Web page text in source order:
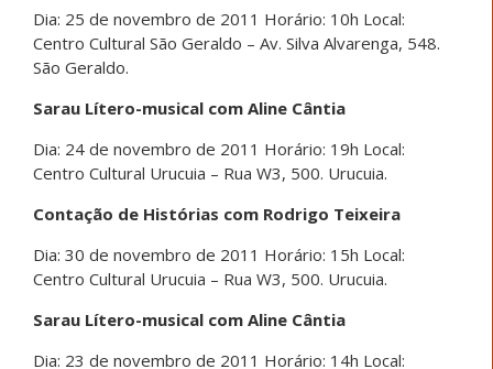
Dia: 25 de novembro de 2011 Horário: 10h Local:
Centro Cultural São Geraldo – Av. Silva Alvarenga, 548.
São Geraldo.
Sarau Lítero-musical com Aline Cântia
Dia: 24 de novembro de 2011 Horário: 19h Local:
Centro Cultural Urucuia – Rua W3, 500. Urucuia.
Contação de Histórias com Rodrigo Teixeira
Dia: 30 de novembro de 2011 Horário: 15h Local:
Centro Cultural Urucuia – Rua W3, 500. Urucuia.
Sarau Lítero-musical com Aline Cântia
Dia: 23 de novembro de 2011 Horário: 14h Local: